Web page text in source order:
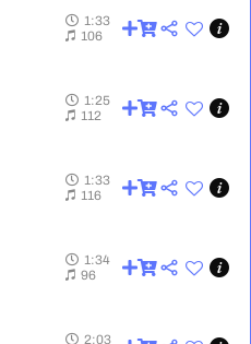
1:33
1:33
106
1:25
1:25
112
1:33
1:33
116
1:34
1:34
96
2:03